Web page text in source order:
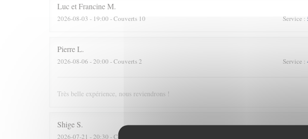
Luc et FrancineM
2026-08-03 - 19:00 - Couverts 10 Service :
PierreL
2026-08-06 - 20:00 - Couverts 2 Service :
Très belle expérience, nous reviendrons !
Shige S
2026-07-21 - 20:30 - Couverts 4